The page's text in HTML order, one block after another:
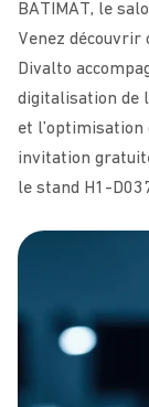
BATIMAT, le
Venez découvrir
Divalto
digitalisation de
et
invitation
le stand H1-